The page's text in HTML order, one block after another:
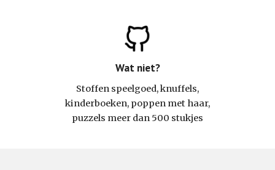
Wat niet?
Stoffen speelgoed, knuffels,
kinderboeken, poppen met haar,
puzzels meer dan 500 stukjes